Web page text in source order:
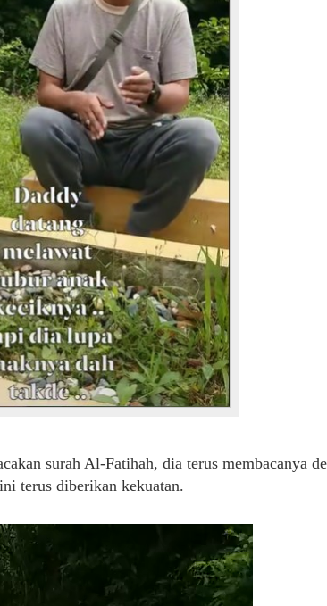
surah Al-Fatihah, dia terus membacanya
terus diberikan kekuatan.